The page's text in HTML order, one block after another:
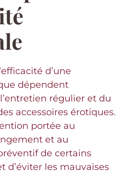
d’une
dépendent
régulier et du
accessoires érotiques.
portée au
et au
de certains
d’éviter les mauvaises